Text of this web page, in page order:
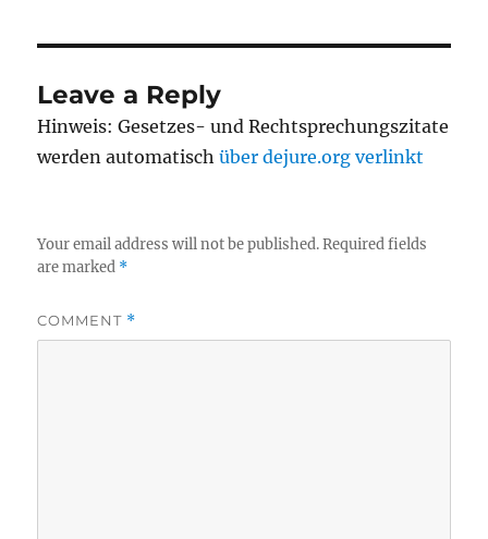
Leave a Reply
Hinweis: Gesetzes- und Rechtsprechungszitate
werden automatischüber dejure.org verlinkt
Your email address will not be published. Required fields
are marked *
COMMENT *